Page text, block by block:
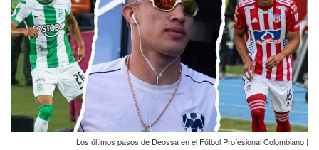
Los últimos pasos de Deossa en el Fútbol Profesional Colombiano |